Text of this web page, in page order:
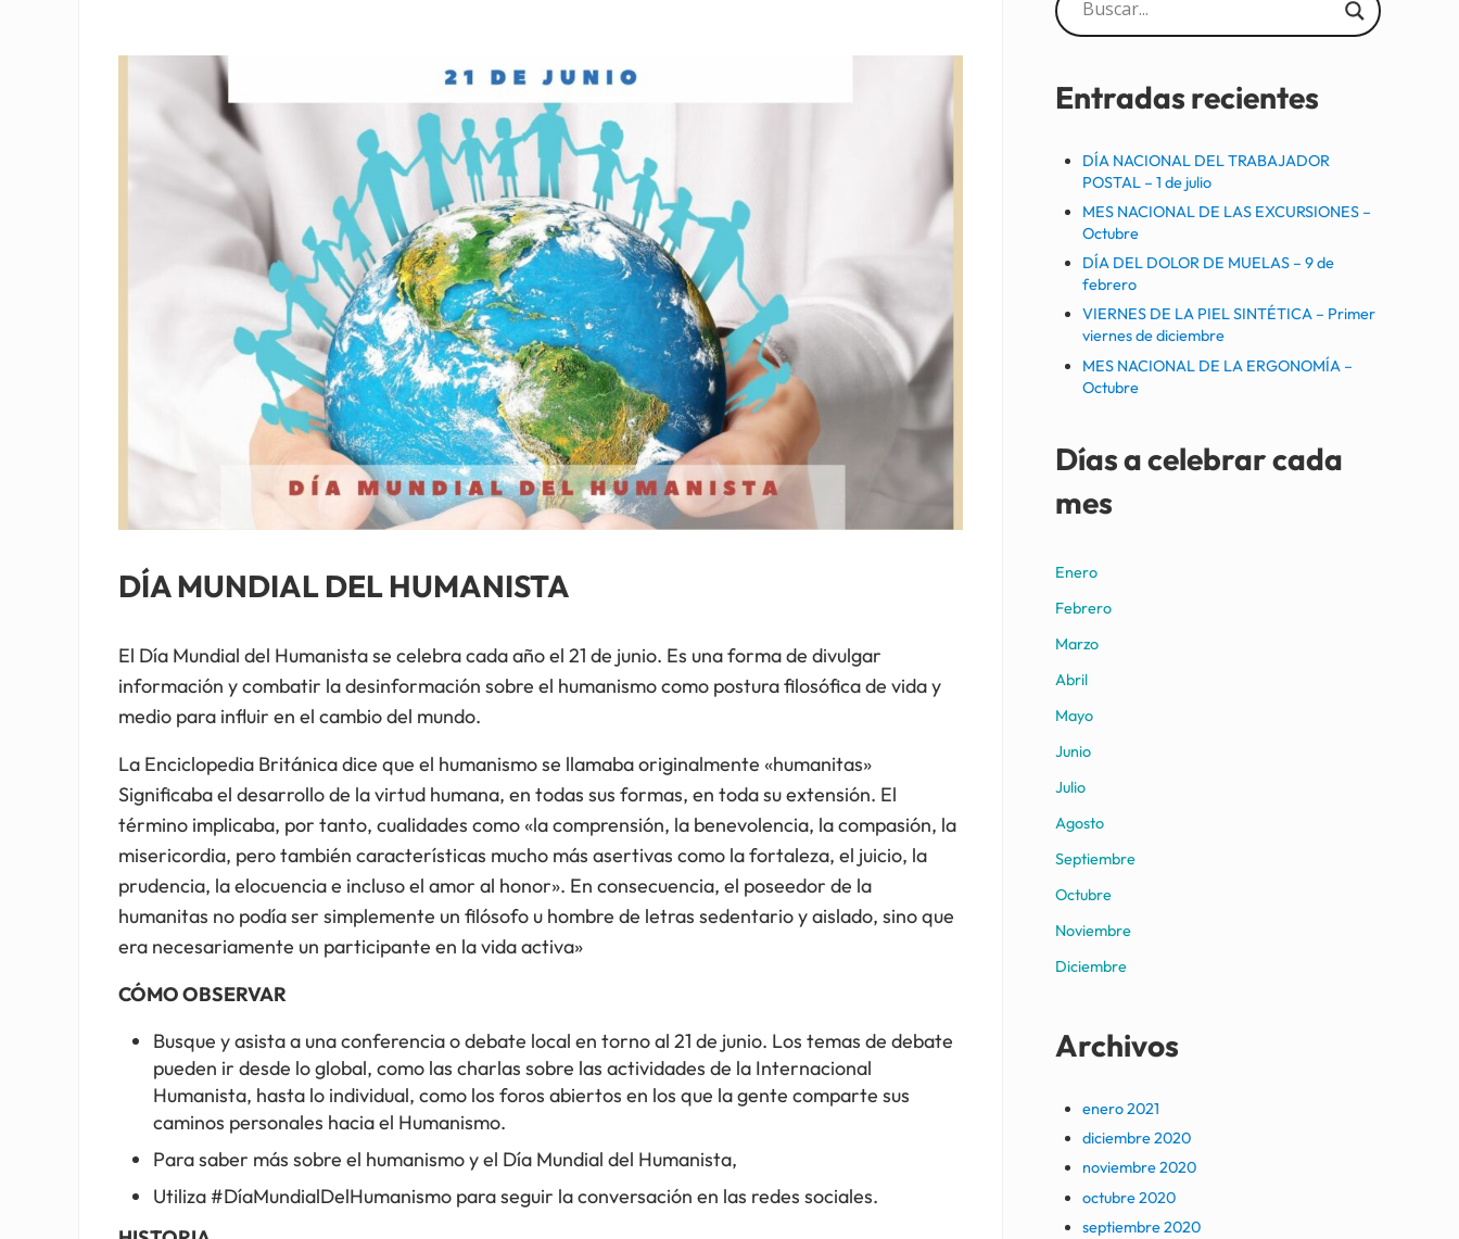
DÍA MUNDIAL DEL HUMANISTA
El Día Mundial del Humanista se celebra cada año el 21 de junio. Es una forma de divulgar
información y combatir la desinformación sobre el humanismo como postura filosófica de vida y
medio para influir en el cambio del mundo.
La Enciclopedia Británica dice que el humanismo se llamaba originalmente «humanitas»
Significaba el desarrollo de la virtud humana, en todas sus formas, en toda su extensión. El
término implicaba, por tanto, cualidades como «la comprensión, la benevolencia, la compasión, la
misericordia, pero también características mucho más asertivas como la fortaleza, el juicio, la
prudencia, la elocuencia e incluso el amor al honor». En consecuencia, el poseedor de la
humanitas no podía ser simplemente un filósofo u hombre de letras sedentario y aislado, sino que
era necesariamente un participante en la vida activa»
CÓMO OBSERVAR
Busque y asista a una conferencia o debate local en torno al 21 de junio. Los temas de debate
pueden ir desde lo global, como las charlas sobre las actividades de la Internacional
Humanista, hasta lo individual, como los foros abiertos en los que la gente comparte sus
caminos personales hacia el Humanismo.
Para saber más sobre el humanismo y el Día Mundial del Humanista,
Utiliza #DíaMundialDelHumanismo para seguir la conversación en las redes sociales.
Sidebar
Entradas recientes
DÍA NACIONAL DEL TRABAJADOR
POSTAL – 1 de julio
MES NACIONAL DE LAS EXCURSIONES –
Octubre
DÍA DEL DOLOR DE MUELAS – 9 de
febrero
VIERNES DE LA PIEL SINTÉTICA – Primer
viernes de diciembre
MES NACIONAL DE LA ERGONOMÍA –
Octubre
Días a celebrar cada
mes
Enero
Febrero
Marzo
Abril
Mayo
Junio
Julio
Agosto
Septiembre
Octubre
Noviembre
Diciembre
Archivos
enero 2021
diciembre 2020
noviembre 2020
octubre 2020
septiembre 2020